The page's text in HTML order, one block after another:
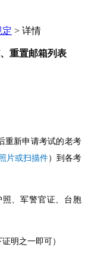
定 > 详情
重置邮箱列表
重新申请考试的老考
片或扫描件）到各考
照、军警官证、台胞
明之一即可）